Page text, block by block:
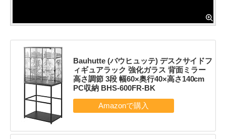
Bauhutte (バウヒュッテ) デスクサイドフ
ィギュアラック 強化ガラス 背面ミラー
高さ調節 3段 幅60×奥行40×高さ140cm
PC収納 BHS-600FR-BK